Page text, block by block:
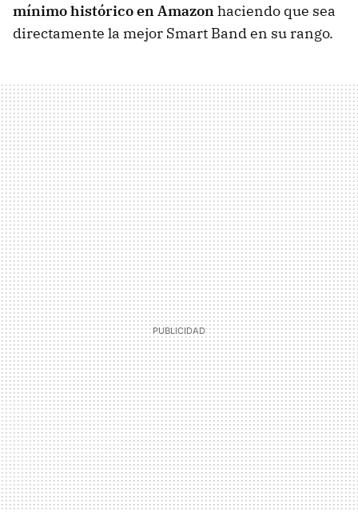
mínimo histórico en Amazonhaciendo que sea
directamente la mejor Smart Band en su rango.